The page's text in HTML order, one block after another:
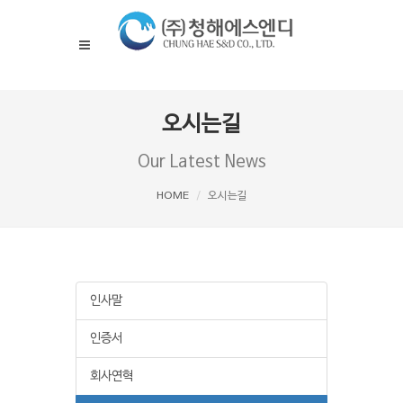
오시는길
Our Latest News
HOME 오시는길
인사말
인증서
회사연혁